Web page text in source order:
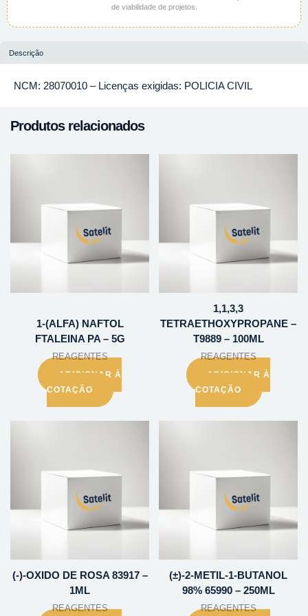
de viabilidade de projetos.
Descrição
NCM: 28070010 – Licenças exigidas: POLICIA CIVIL
Produtos relacionados
1-(ALFA) NAFTOL
FTALEINA PA – 5G
REAGENTES
ADICIONAR À
COTAÇÃO
1,1,3,3
TETRAETHOXYPROPANE –
T9889 – 100ML
REAGENTES
ADICIONAR À
COTAÇÃO
(-)-OXIDO DE ROSA 83917 –
1ML
REAGENTES
(±)-2-METIL-1-BUTANOL
98% 65990 – 250ML
REAGENTES